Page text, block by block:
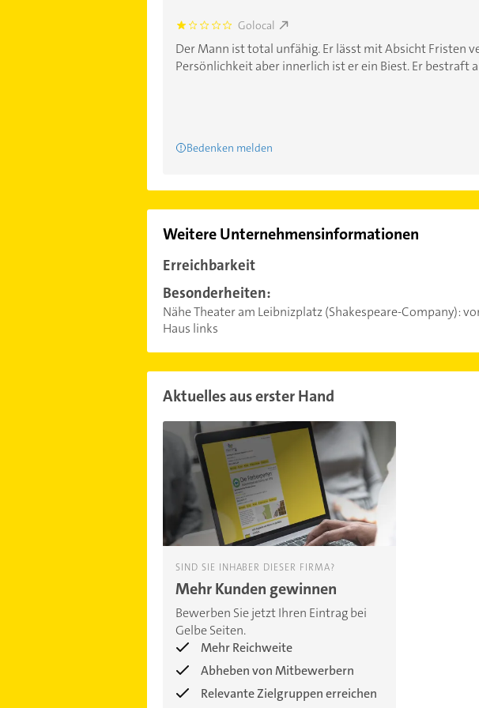
1.0 Golocal
Der Mann ist total unfähig. Er lässt mit Absicht Fristen
Persönlichkeit aber innerlich ist er ein Biest. Er bestraft
Bedenken melden
Weitere Unternehmensinformationen
Erreichbarkeit
Besonderheiten:
Nähe Theater am Leibnizplatz (Shakespeare-Company):
Haus links
Aktuelles aus erster Hand
SIND SIE INHABER DIESER FIRMA?
Mehr Kunden gewinnen
Bewerben Sie jetzt Ihren Eintrag bei
Gelbe Seiten.
Mehr Reichweite
Abheben von Mitbewerbern
Relevante Zielgruppen erreichen